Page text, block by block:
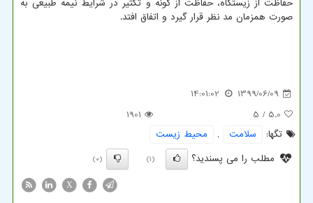
حفاظت از زیستگاه، حفاظت از گونه و تکثیر در شرایط نیمه طبیعی به
صورت همزمان مد نظر قرار گیرد و اتفاق افتد.
1399/06/09
14:01:02
5.0
/ 5
1901
تگها:
سلامت ,
محیط زیست
مطلب را می پسندید؟
(1)
(0)
X